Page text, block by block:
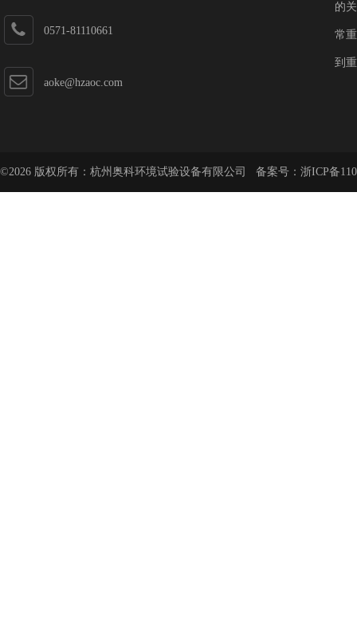
0571-81110661
aoke@hzaoc.com
的
常
到
©2026 版权所有：杭州奥科环境试验设备有限公司 备案号： 浙ICP备